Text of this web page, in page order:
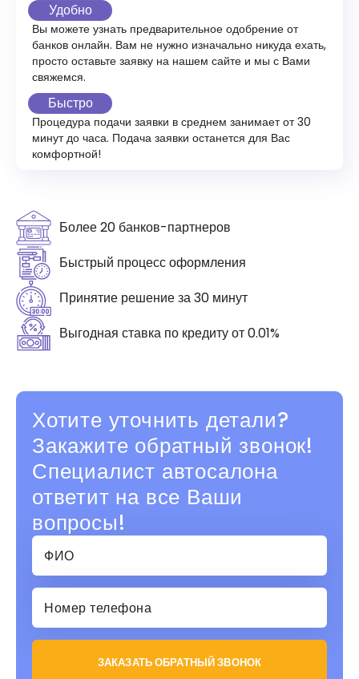
Удобно
Вы можете узнать предварительное одобрение от
банков онлайн. Вам не нужно изначально никуда ехать,
просто оставьте заявку на нашем сайте и мы с Вами
свяжемся.
Быстро
Процедура подачи заявки в среднем занимает от 30
минут до часа. Подача заявки останется для Вас
комфортной!
Более 20 банков-партнеров
Быстрый процесс оформления
Принятие решение за 30 минут
Выгодная ставка по кредиту от 0.01%
Хотите уточнить детали?
Закажите обратный звонок!
Специалист автосалона
ответит на все Ваши
вопросы!
ЗАКАЗАТЬ ОБРАТНЫЙ ЗВОНОК